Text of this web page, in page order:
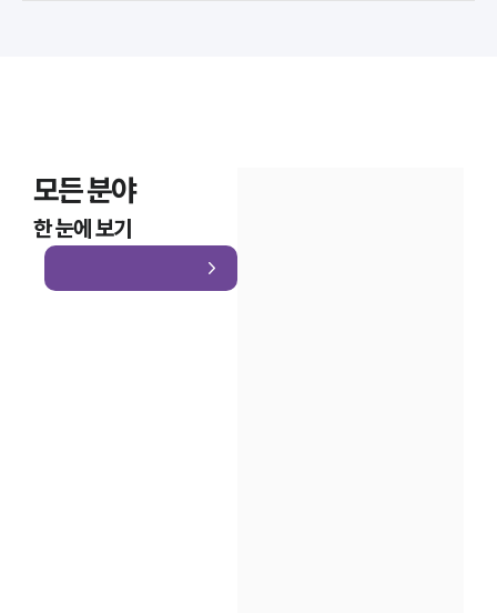
모든 분야
한 눈에 보기